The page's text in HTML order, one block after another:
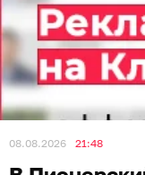
08.08.2026 21:48